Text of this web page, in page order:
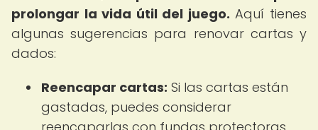
prolongar la vida útil del juego. Aquí tienes
algunas sugerencias para renovar cartas y
dados:
Reencapar cartas: Si las cartas están
gastadas, puedes considerar